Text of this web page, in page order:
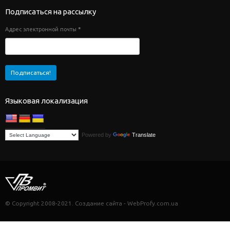
Подписаться на рассылку
Адрес электронной почты *
Языковая локализация
Powered by Translate
© Copyright 2008-2021. Создание сайта - WebProfy.com.ua